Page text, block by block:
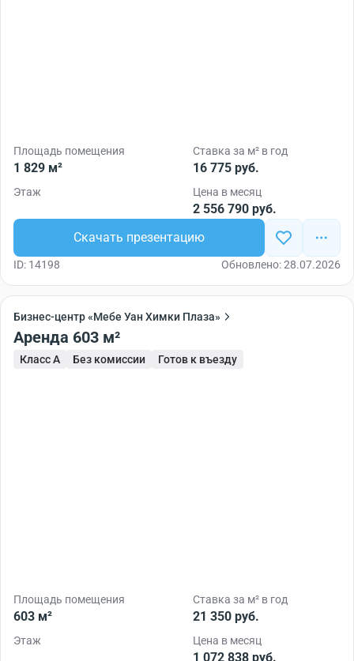
Площадь помещения
1 829 м²
Ставка за м² в год
16 775 руб.
Этаж Цена в месяц
2 556 790 руб.
Скачать презентацию
ID: 14198 Обновлено: 28.07.2026
Бизнес-центр «Мебе Уан Химки Плаза»
Аренда 603 м²
Класс A Без комиссии Готов к въезду
Площадь помещения
603 м²
Ставка за м² в год
21 350 руб.
Этаж Цена в месяц
1 072 838 руб.